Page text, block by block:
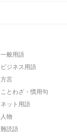
一般用語
ビジネス用語
方言
ことわざ・慣用句
ネット用語
人物
難読語